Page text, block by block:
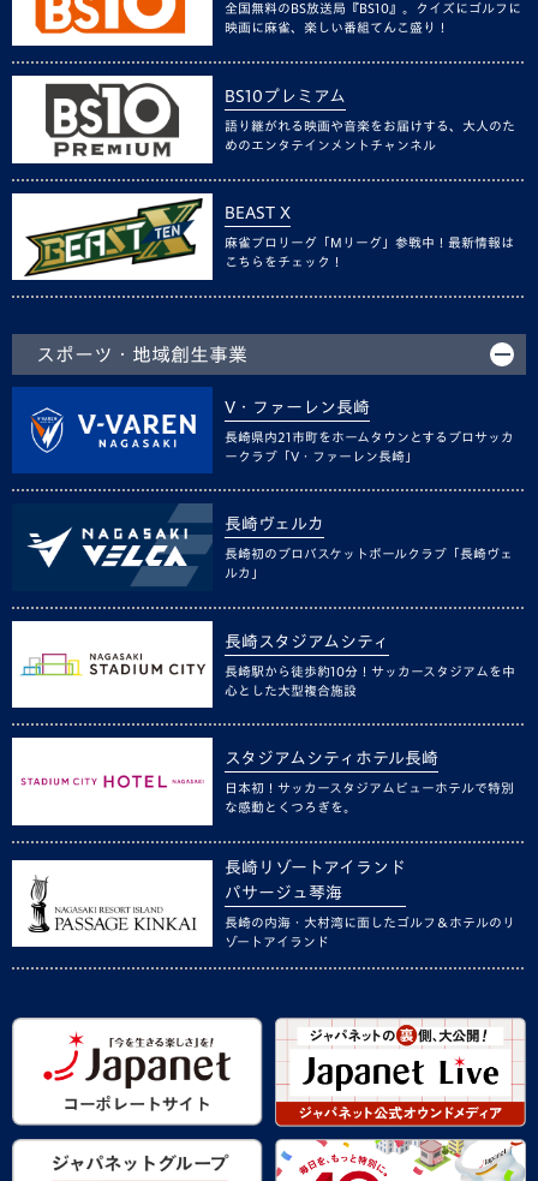
全国無料のBS放送局『BS10』。クイズにゴルフに
映画に麻雀、楽しい番組てんこ盛り！
BS10プレミアム
語り継がれる映画や音楽をお届けする、大人のた
めのエンタテインメントチャンネル
BEAST X
麻雀プロリーグ「Mリーグ」参戦中！最新情報は
こちらをチェック！
スポーツ・地域創生事業
V・ファーレン長崎
長崎県内21市町をホームタウンとするプロサッカ
ークラブ「V・ファーレン長崎」
長崎ヴェルカ
長崎初のプロバスケットボールクラブ「長崎ヴェ
ルカ」
長崎スタジアムシティ
長崎駅から徒歩約10分！サッカースタジアムを中
心とした大型複合施設
スタジアムシティホテル長崎
日本初！サッカースタジアムビューホテルで特別
な感動とくつろぎを。
長崎リゾートアイランド
パサージュ琴海
長崎の内海・大村湾に面したゴルフ＆ホテルのリ
ゾートアイランド